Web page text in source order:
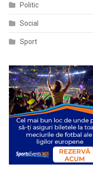
Politic
Social
Sport